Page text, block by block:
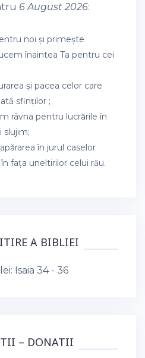
6 August 2026:
noi și primește
înaintea Ta pentru cei
și pacea celor care
sfinților ;
râvna pentru lucrările în
slujim;
în jurul caselor
fața uneltirilor celui rău.
A BIBLIEI
Isaia 34 - 36
– DONATII